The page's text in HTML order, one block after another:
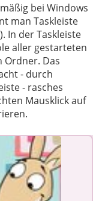
bei Windows
man Taskleiste
In der Taskleiste
aller gestarteten
Ordner. Das
- durch
- rasches
Mausklick auf